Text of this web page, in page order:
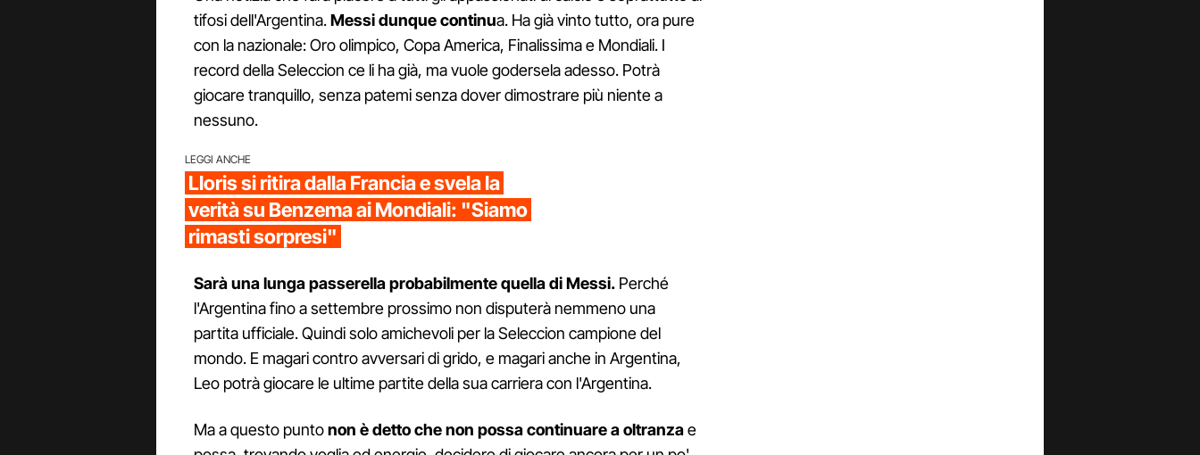
tifosi dell'Argentina.Messi dunque continua. Ha già vinto tutto, ora pure
con la nazionale: Oro olimpico, Copa America, Finalissima e Mondiali. I
record della Seleccion ce li ha già, ma vuole godersela adesso. Potrà
giocare tranquillo, senza patemi senza dover dimostrare più niente a
nessuno.
LEGGI ANCHE
Lloris si ritira dalla Francia e svela la
verità su Benzema ai Mondiali: "Siamo
rimasti sorpresi"
Sarà una lunga passerella probabilmente quella di Messi. Perché
l'Argentina fino a settembre prossimo non disputerà nemmeno una
partita ufficiale. Quindi solo amichevoli per la Seleccion campione del
mondo. E magari contro avversari di grido, e magari anche in Argentina,
Leo potrà giocare le ultime partite della sua carriera con l'Argentina.
Ma a questo puntonon è detto che non possa continuare a oltranzae